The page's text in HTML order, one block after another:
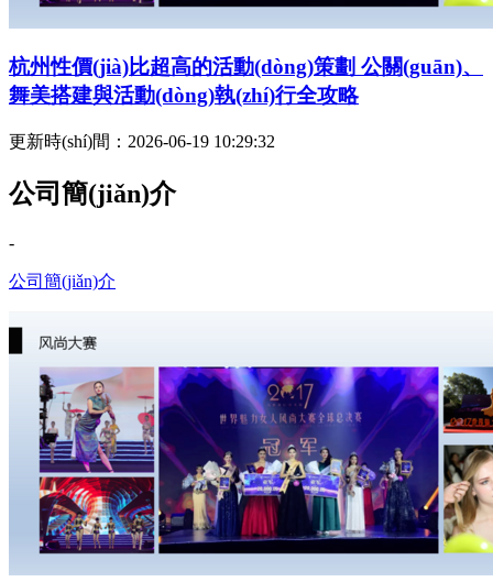
杭州性價(jià)比超高的活動(dòng)策劃 公關(guān)、
舞美搭建與活動(dòng)執(zhí)行全攻略
更新時(shí)間：2026-06-19 10:29:32
公司簡(jiǎn)介
-
公司簡(jiǎn)介